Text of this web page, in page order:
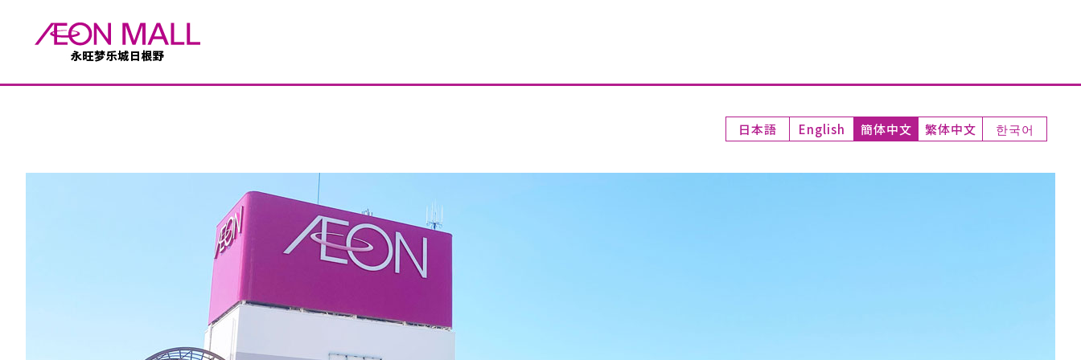
日本語 English 簡体中文 繁体中文 한국어